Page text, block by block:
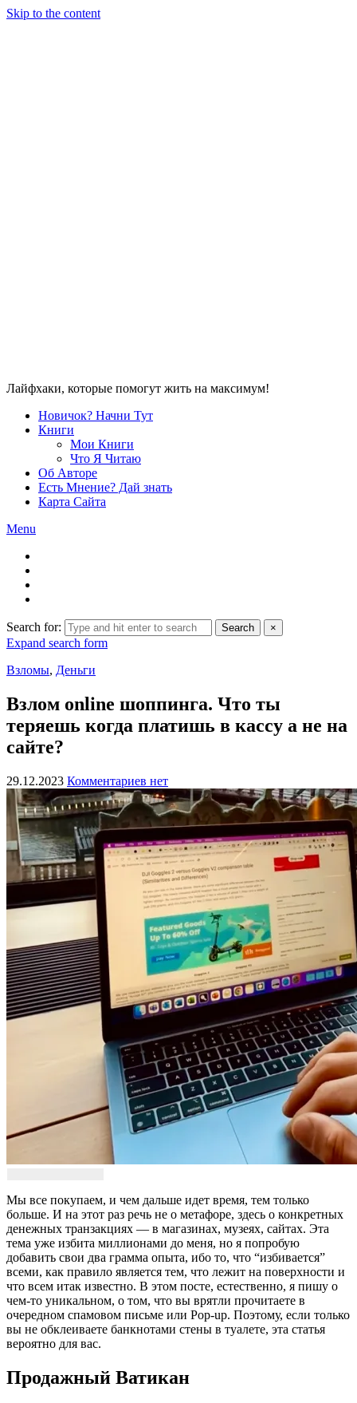
Skip to the content
Лайфхаки, которые помогут жить на максимум!
Новичок? Начни Тут
Книги
Мои Книги
Что Я Читаю
Об Авторе
Есть Мнение? Дай знать
Карта Сайта
Menu
Search for: Search ×
Expand search form
Взломы, Деньги
Взлом online шоппинга. Что ты
теряешь когда платишь в кассу а не на
сайте?
29.12.2023 Комментариев нет
Мы все покупаем, и чем дальше идет время, тем только
больше. И на этот раз речь не о метафоре, здесь о конкретных
денежных транзакциях — в магазинах, музеях, сайтах. Эта
тема уже избита миллионами до меня, но я попробую
добавить свои два грамма опыта, ибо то, что “избивается”
всеми, как правило является тем, что лежит на поверхности и
что всем итак известно. В этом посте, естественно, я пишу о
чем-то уникальном, о том, что вы врятли прочитаете в
очередном спамовом письме или Pop-up. Поэтому, если только
вы не обклеиваете банкнотами стены в туалете, эта статья
вероятно для вас.
Продажный Ватикан